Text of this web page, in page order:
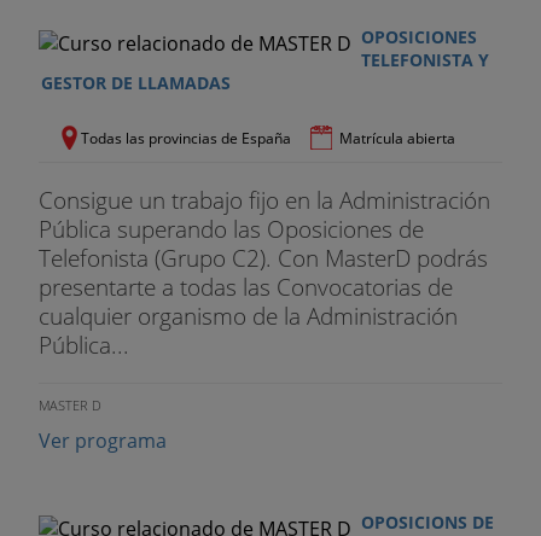
Tema 1. Informática básica: Conceptos
fundamentales sobre el hardware y el software.
operativos. Nociones básicas de seguridad
Tema 2. Introducción al sistema operativo: El
entorno Windows. Fundamentos. Trabajo en el
entorno gráfico de Windows: Ventanas, iconos,
menús contextuales, cuadros de diálogo. El
escritorio y sus elementos. El menú inicio
carpetas y archivos. Operaciones de búsqueda. Mi
PC. Accesorios. Herramientas del sistema
OPOSICIONES
TELEFONISTA Y
GESTOR DE LLAMADAS
Todas las provincias de España Matrícula abierta
Consigue un trabajo fijo en la Administración
Pública superando las Oposiciones de
Telefonista (Grupo C2). Con MasterD podrás
presentarte a todas las Convocatorias de
cualquier organismo de la Administración
Pública...
MASTER D
Ver programa
OPOSICIONS DE